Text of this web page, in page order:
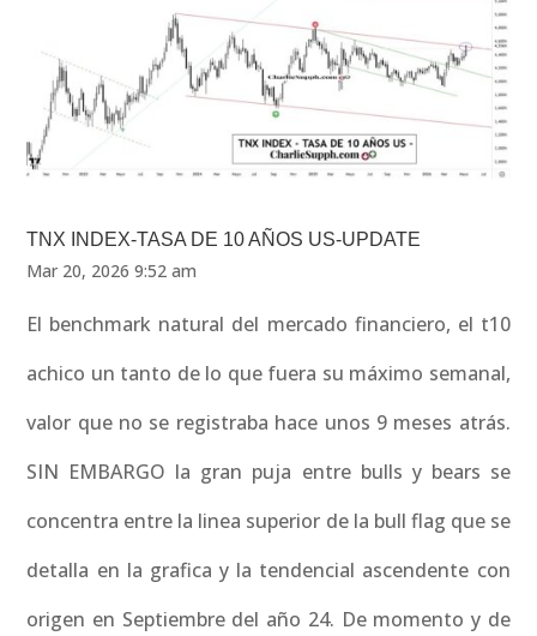
TNX INDEX-TASA DE 10 AÑOS US-UPDATE
Mar 20, 2026 9:52 am
El benchmark natural del mercado financiero, el t10
achico un tanto de lo que fuera su máximo semanal,
valor que no se registraba hace unos 9 meses atrás.
SIN EMBARGO la gran puja entre bulls y bears se
concentra entre la linea superior de la bull flag que se
detalla en la grafica y la tendencial ascendente con
origen en Septiembre del año 24. De momento y de